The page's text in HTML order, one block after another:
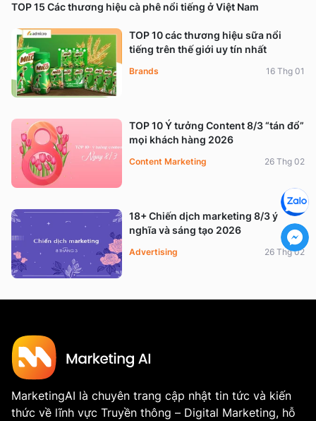
TOP 15 Các thương hiệu cà phê nổi tiếng ở Việt Nam
TOP 10 các thương hiệu sữa nổi
tiếng trên thế giới uy tín nhất
Brands 16 Thg 01
TOP 10 Ý tưởng Content 8/3 “tán đổ”
mọi khách hàng 2026
Content Marketing 26 Thg 02
18+ Chiến dịch marketing 8/3 ý
nghĩa và sáng tạo 2026
Advertising 26 Thg 02
MarketingAI là chuyên trang cập nhật tin tức và kiến
thức về lĩnh vực Truyền thông – Digital Marketing, hỗ